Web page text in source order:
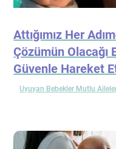
Attığımız Her
Çözümün
Güvenle Hareket
Uyuyan Bebekler Mutlu